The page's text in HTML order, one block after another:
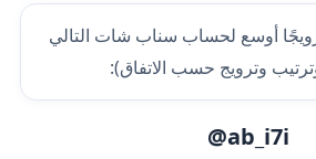
أوسع لحساب سناب شات التالي
وترويج حسب الاتفاق):
@ab_i7i